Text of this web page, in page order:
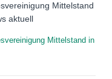
Mittelstand
aktuell
Mittelstand in